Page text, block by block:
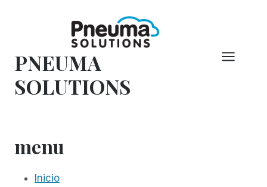
PNEUMA
SOLUTIONS
menu
Inicio